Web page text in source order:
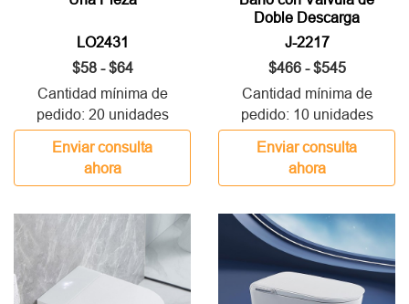
LO2431
$58 - $64
Cantidad mínima de
pedido: 20 unidades
Enviar consulta
ahora
Doble Descarga
J-2217
$466 - $545
Cantidad mínima de
pedido: 10 unidades
Enviar consulta
ahora